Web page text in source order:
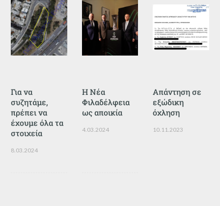
Για να
συζητάμε,
πρέπει να
έχουμε όλα τα
στοιχεία
8.03.2024
Η Νέα
Φιλαδέλφεια
ως αποικία
4.03.2024
Απάντηση σε
εξώδικη
όχληση
10.11.2023